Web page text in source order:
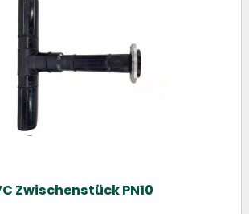
Zwischenstück PN10